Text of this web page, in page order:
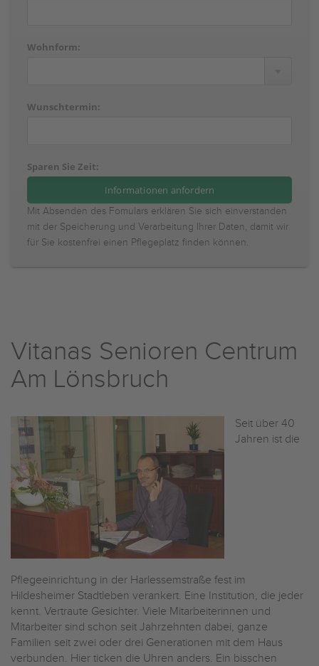
Wohnform:
Wunschtermin:
Sparen Sie Zeit:
Mit Absenden des Fomulars erklären Sie sich einverstanden
mit der Speicherung und Verarbeitung Ihrer Daten, damit wir
für Sie kostenfrei einen Pflegeplatz finden können.
Vitanas Senioren Centrum
Am Lönsbruch
Seit über 40
Jahren ist die
Pflegeeinrichtung in der Harlessemstraße fest im
Hildesheimer Stadtleben verankert. Eine Institution, die jeder
kennt. Vertraute Gesichter. Viele Mitarbeiterinnen und
Mitarbeiter sind schon seit Jahrzehnten dabei, ganze
Familien seit zwei oder drei Generationen mit dem Haus
verbunden. Hier ticken die Uhren anders. Ein bisschen